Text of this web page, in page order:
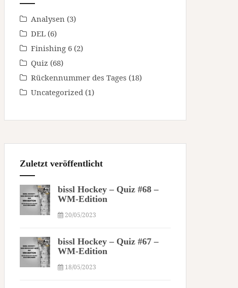
Analysen (3)
DEL (6)
Finishing 6 (2)
Quiz (68)
Rückennummer des Tages (18)
Uncategorized (1)
Zuletzt veröffentlicht
bissl Hockey – Quiz #68 –
WM-Edition
20/05/2023
bissl Hockey – Quiz #67 –
WM-Edition
18/05/2023